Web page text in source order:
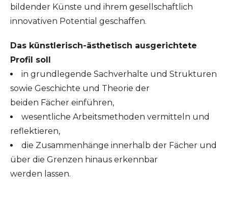
bildender Künste und ihrem gesellschaftlich
innovativen Potential geschaffen.
Das künstlerisch-ästhetisch ausgerichtete
Profil soll
in grundlegende Sachverhalte und Strukturen
sowie Geschichte und Theorie der
beiden Fächer einführen,
wesentliche Arbeitsmethoden vermitteln und
reflektieren,
die Zusammenhänge innerhalb der Fächer und
über die Grenzen hinaus erkennbar
werden lassen.